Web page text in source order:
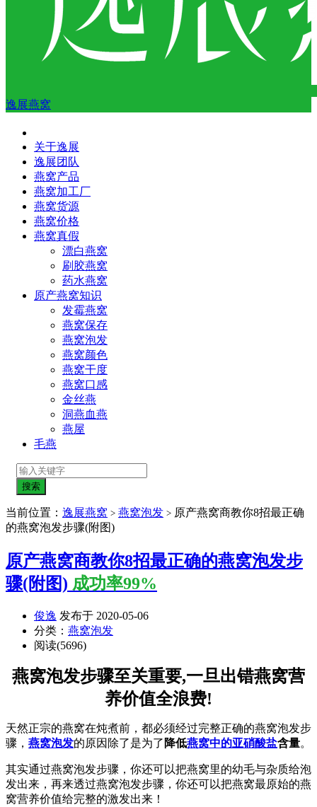
逸展燕窝
关于逸展
逸展团队
燕窝产品
燕窝加工厂
燕窝货源
燕窝价格
燕窝真假
漂白燕窝
刷胶燕窝
药水燕窝
原产燕窝知识
发霉燕窝
燕窝保存
燕窝泡发
燕窝颜色
燕窝干度
燕窝口感
金丝燕
洞燕血燕
燕屋
毛燕
当前位置： 逸展燕窝 > 燕窝泡发 > 原产燕窝商教你8招最正确
的燕窝泡发步骤(附图)
原产燕窝商教你8招最正确的燕窝泡发步
骤(附图) 成功率99%
俊逸 发布于 2020-05-06
分类： 燕窝泡发
阅读(5696)
燕窝泡发步骤至关重要,一旦出错燕窝营
养价值全浪费!
天然正宗的燕窝在炖煮前，都必须经过完整正确的燕窝泡发步
骤， 燕窝泡发的原因除了是为了 降低燕窝中的亚硝酸盐含量。
其实通过燕窝泡发步骤，你还可以把燕窝里的幼毛与杂质给泡
发出来，再来透过燕窝泡发步骤，你还可以把燕窝最原始的燕
窝营养价值给完整的激发出来！